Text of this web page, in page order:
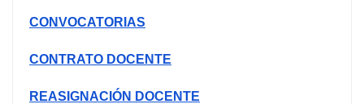
CONVOCATORIAS
CONTRATO DOCENTE
REASIGNACIÓN DOCENTE